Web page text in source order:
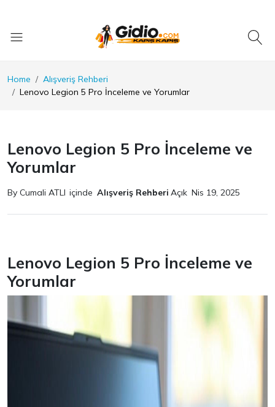
Home
Alışveriş Rehberi
Lenovo Legion 5 Pro İnceleme ve Yorumlar
Lenovo Legion 5 Pro İnceleme ve
Yorumlar
By Cumali ATLI içinde Alışveriş Rehberi Açık Nis 19, 2025
Lenovo Legion 5 Pro İnceleme ve
Yorumlar